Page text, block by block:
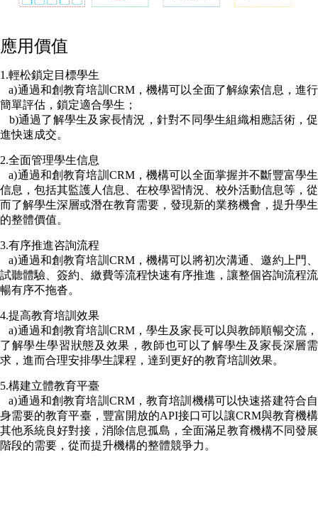
應用價值
1.輕松鎖定目標學生
a)通過和創教育培訓CRM，機構可以全面了解線索信息，進行
簡單評估，鎖定適合學生；
b)通過了解學生及家長情況，針對不同學生組織相應話術，促
進快速成交。
2.全面管理學生信息
a)通過和創教育培訓CRM，機構可以全面掌握并不斷豐富學生
信息，包括其監護人信息、在校學習情況、校外活動信息等，從
而了解學生深層或潛在教育需要，發現新的業務機會，提升學生
的整體價值。
3.有序推進咨詢流程
a)通過和創教育培訓CRM，機構可以將初次溝通、邀約上門、
試聽體驗、簽約、繳費等流程快速有序推進，讓整個咨詢流程流
暢有序不拖沓。
4.提高教育培訓效果
a)通過和創教育培訓CRM，學生及家長可以與教師順暢交流，
了解學生學習狀態及效果，教師也可以了解學生及家長深層需
求，進而合理安排學生課程，達到更好的教育培訓效果。
5.構建立體教育平臺
a)通過和創教育培訓CRM，教育培訓機構可以快速搭建符合自
身需要的教育平臺，豐富開放的API接口可以讓CRM與教育機構
其他系統良好對接，消除信息孤島，全面滿足教育機構不同發展
階段的需要，從而提升機構的整體競爭力。